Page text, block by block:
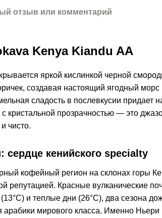
отзыв или комментарий
Kenya Kiandu AA
яркой кислинкой черной
создавая настоящий ягодный
сладость в послевкусии придает
кристальной прозрачностью — это
чисто.
сердце кенийского specialty
кофейный регион на склонах горы
репутацией. Красные вулканические
и теплые дни (26°C), два сезона
мирового класса. Именно